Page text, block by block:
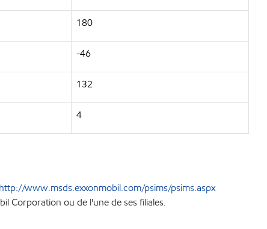
180
-46
132
4
http://www.msds.exxonmobil.com/psims/psims.aspx
Corporation ou de l'une de ses filiales.